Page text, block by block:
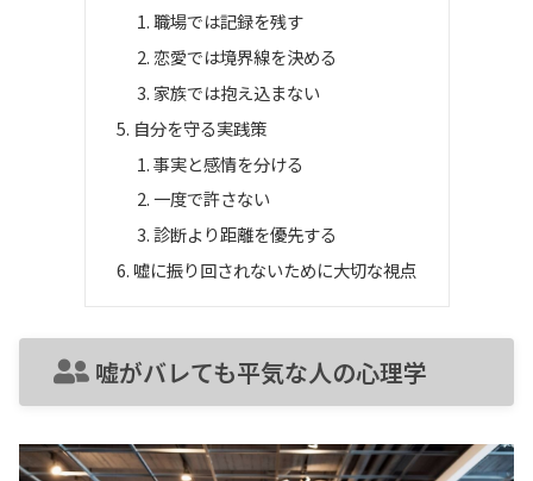
職場では記録を残す
恋愛では境界線を決める
家族では抱え込まない
自分を守る実践策
事実と感情を分ける
一度で許さない
診断より距離を優先する
嘘に振り回されないために大切な視点
嘘がバレても平気な人の心理学